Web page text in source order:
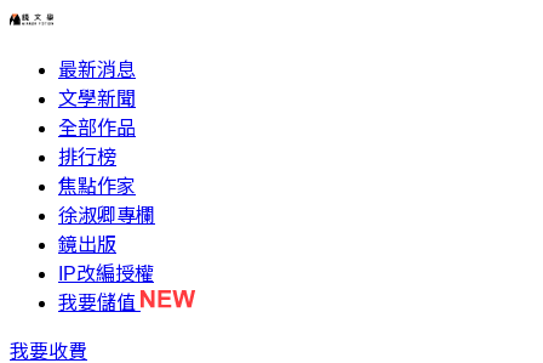
最新消息
文學新聞
全部作品
排行榜
焦點作家
徐淑卿專欄
鏡出版
IP改編授權
我要儲值
我要收費